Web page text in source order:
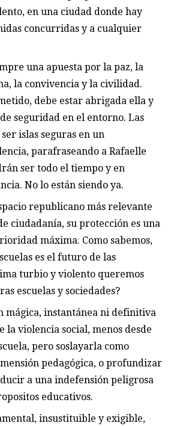
en una ciudad donde hay
concurridas y a cualquier
una apuesta por la paz, la
la convivencia y la civilidad.
debe estar abrigada ella y
seguridad en el entorno. Las
islas seguras en un
parafraseando a Rafaelle
ser todo el tiempo y en
No lo están siendo ya.
republicano más relevante
ciudadanía, su protección es una
máxima. Como sabemos,
es el futuro de las
turbio y violento queremos
escuelas y sociedades?
mágica, instantánea ni definitiva
la violencia social, menos desde
pero soslayarla como
pedagógica, o profundizar
a una indefensión peligrosa
educativos.
insustituible y exigible,